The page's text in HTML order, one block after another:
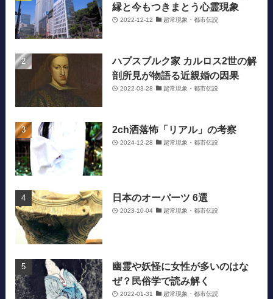
縁と今もつきまとう心霊現象
2022-12-12 超常現象・都市伝説
ハプスブルク家 カルロス2世の解
剖所見が物語る近親婚の因果
2022-03-28 超常現象・都市伝説
2ch洒落怖「リアル」の考察
2024-12-28 超常現象・都市伝説
日本のオーパーツ 6選
2023-10-04 超常現象・都市伝説
幽霊や妖怪に女性が多いのはな
ぜ？民俗学で読み解く
2022-01-31 超常現象・都市伝説